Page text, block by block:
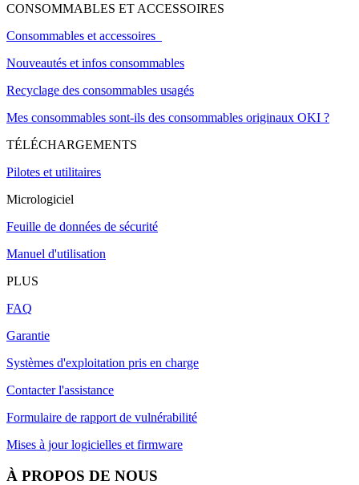
CONSOMMABLES ET ACCESSOIRES
Consommables et accessoires
Nouveautés et infos consommables
Recyclage des consommables usagés
Mes consommables sont-ils des consommables originaux OKI ?
TÉLÉCHARGEMENTS
Pilotes et utilitaires
Micrologiciel
Feuille de données de sécurité
Manuel d'utilisation
PLUS
FAQ
Garantie
Systèmes d'exploitation pris en charge
Contacter l'assistance
Formulaire de rapport de vulnérabilité
Mises à jour logicielles et firmware
À PROPOS DE NOUS